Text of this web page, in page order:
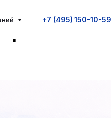
+7 (495) 150-10-59
метрик